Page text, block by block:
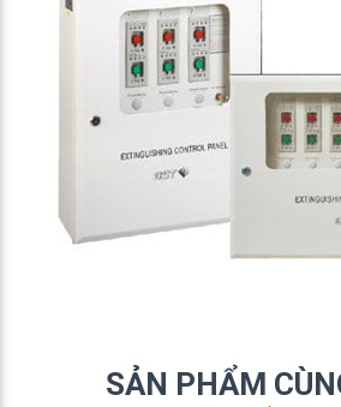
SẢN PHẨM